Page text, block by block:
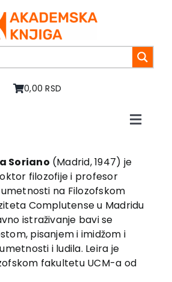
0,00 RSD
Toggle
Soriano (Madrid, 1947) je
filozofije i profesor
na Filozofskom
Complutense u Madridu
istraživanje bavi se
pisanjem i imidžom i
i ludila. Leira je
fakultetu UCM-a od